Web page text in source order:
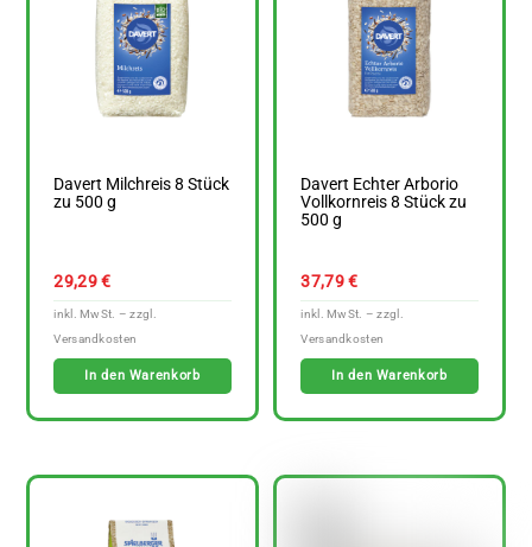
Davert Milchreis 8 Stück
zu 500 g
29,29€
In den Warenkorb
Davert Echter Arborio
Vollkornreis 8 Stück zu
500 g
37,79€
In den Warenkorb